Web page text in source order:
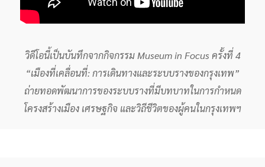
วิดีโอนี้เป็นบันทึกจากกิจกรรม Museum in Focus ครั้งที่ 4
“เมืองที่เคลื่อนที่: การเดินทางและระบบรางของกรุงเทพ”
ถ่ายทอดพัฒนาการของระบบรางที่มีบทบาทในการกำหนด
โครงสร้างเมือง เศรษฐกิจ และวิถีชีวิตของผู้คนในกรุงเทพฯ